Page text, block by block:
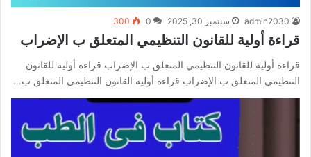
admin2030 سبتمبر 30, 2025 0
300
قراءة أولية للقانون التنظيمي المتعلق ب الإضراب
قراءة أولية للقانون التنظيمي المتعلق ب الإضراب قراءة أولية للقانون
التنظيمي المتعلق ب الإضراب قراءة أولية القانون التنظيمي المتعلق ب…